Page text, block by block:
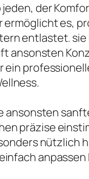
der
es,
entlastet.
ansonsten
ein
ansonsten
präzise
nützlich
anpassen